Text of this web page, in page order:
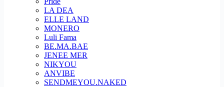
LA DEA
ELLE LAND
MONERO
Luli Fama
BE.MA.BAE
JENEE MER
NIKYOU
ANVIBE
SENDMEYOU.NAKED